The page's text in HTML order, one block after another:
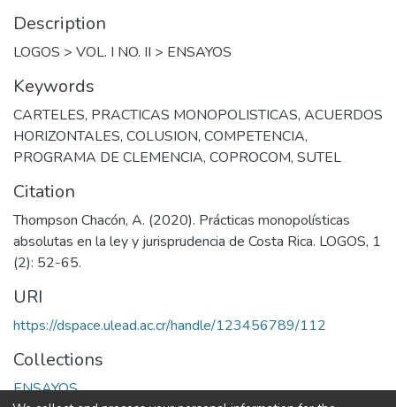
Description
LOGOS > VOL. I NO. II > ENSAYOS
Keywords
CARTELES, PRACTICAS MONOPOLISTICAS, ACUERDOS
HORIZONTALES, COLUSION, COMPETENCIA,
PROGRAMA DE CLEMENCIA, COPROCOM, SUTEL
Citation
Thompson Chacón, A. (2020). Prácticas monopolísticas
absolutas en la ley y jurisprudencia de Costa Rica. LOGOS, 1
(2): 52-65.
URI
https://dspace.ulead.ac.cr/handle/123456789/112
Collections
ENSAYOS